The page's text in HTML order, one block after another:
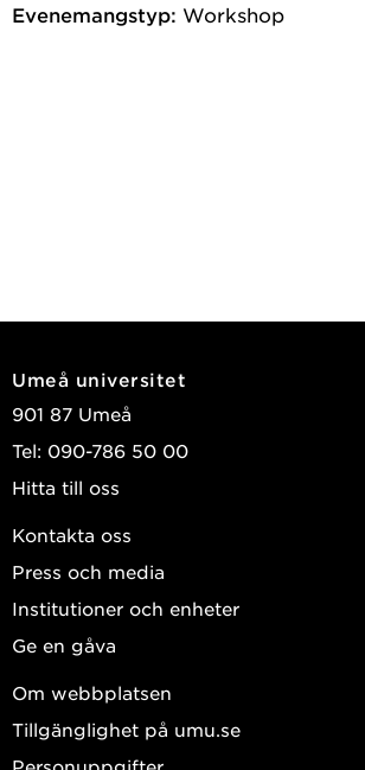
Evenemangstyp: Workshop
Umeå universitet
901 87 Umeå
Tel: 090-786 50 00
Hitta till oss
Kontakta oss
Press och media
Institutioner och enheter
Ge en gåva
Om webbplatsen
Tillgänglighet på umu.se